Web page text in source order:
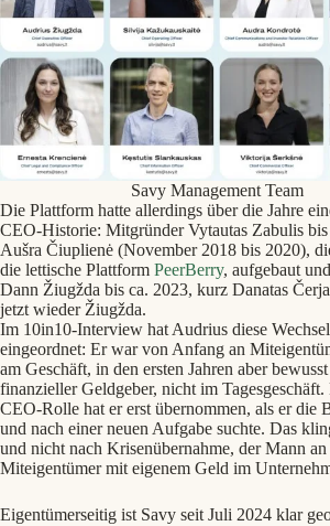
Savy Management Team
Die Plattform hatte allerdings über die Jahre
CEO-Historie: Mitgründer Vytautas Zabulis bis
Aušra Čiuplienė (November 2018 bis 2020),
die lettische Plattform PeerBerry, aufgebaut
Dann Žiugžda bis ca. 2023, kurz Danatas
jetzt wieder Žiugžda.
Im 10in10-Interview hat Audrius diese
eingeordnet: Er war von Anfang an
am Geschäft, in den ersten Jahren aber
finanzieller Geldgeber, nicht im
CEO-Rolle hat er erst übernommen, als er die
und nach einer neuen Aufgabe suchte. Das
und nicht nach Krisenübernahme, der Mann
Miteigentümer mit eigenem Geld im
Eigentümerseitig ist Savy seit Juli 2024 klar